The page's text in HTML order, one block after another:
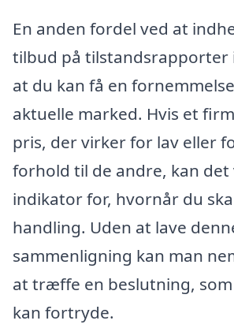
En anden fordel ved at
tilbud på tilstandsrapporter
at du kan få en
aktuelle marked. Hvis et
pris, der virker for lav eller
forhold til de andre, kan
indikator for, hvornår du
handling. Uden at lave
sammenligning kan man
at træffe en beslutning,
kan fortryde.